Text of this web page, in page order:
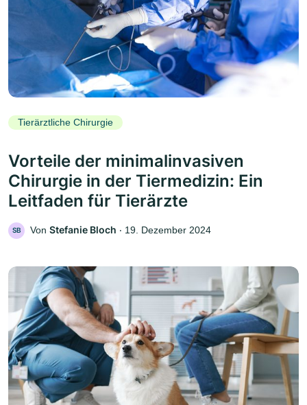
Tierärztliche Chirurgie
Vorteile der minimalinvasiven
Chirurgie in der Tiermedizin: Ein
Leitfaden für Tierärzte
SB Von Stefanie Bloch ‧ 19. Dezember 2024